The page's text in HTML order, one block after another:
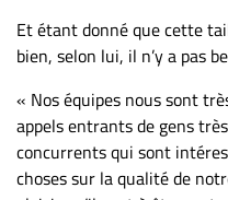
Et étant donné que cette
bien, selon lui, il n’y a pas
« Nos équipes nous sont
appels entrants de gens
concurrents qui sont
choses sur la qualité de